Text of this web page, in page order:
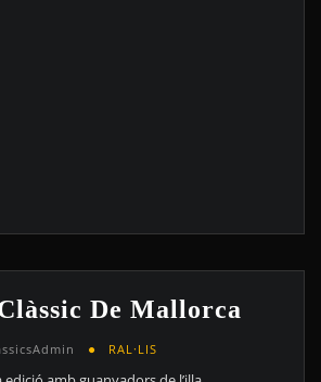
De Mallorca
RAL·LIS